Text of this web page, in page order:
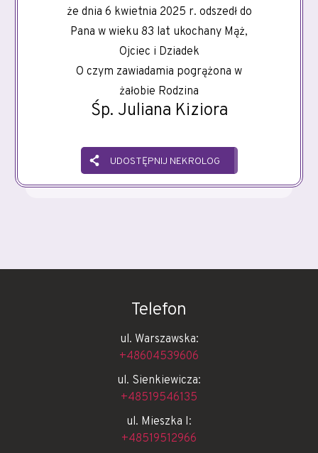
że dnia 6 kwietnia 2025 r. odszedł do
Pana w wieku 83 lat ukochany Mąż,
Ojciec i Dziadek
O czym zawiadamia pogrążona w
żałobie Rodzina
Śp. Juliana Kiziora
UDOSTĘPNIJ NEKROLOG
Telefon
ul. Warszawska:
+48604539606
ul. Sienkiewicza:
+48519546135
ul. Mieszka I:
+48519512966